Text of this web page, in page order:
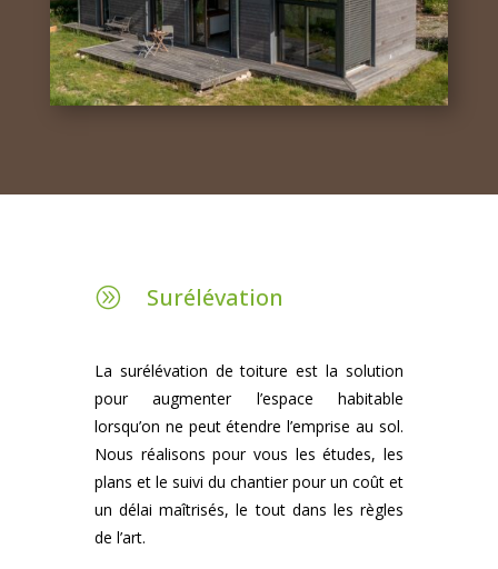
A Surélévation
La surélévation de toiture est la solution
pour augmenter l’espace habitable
lorsqu’on ne peut étendre l’emprise au sol.
Nous réalisons pour vous les études, les
plans et le suivi du chantier pour un coût et
un délai maîtrisés, le tout dans les règles
de l’art.